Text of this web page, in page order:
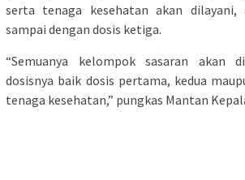
serta tenaga kesehatan akan dilayani,
sampai dengan dosis ketiga.
“Semuanya kelompok sasaran akan
dosisnya baik dosis pertama, kedua
tenaga kesehatan,” pungkas Mantan